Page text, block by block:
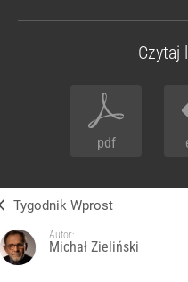
Czytaj
pdf
Tygodnik Wprost
Autor:
Michał Zieliński